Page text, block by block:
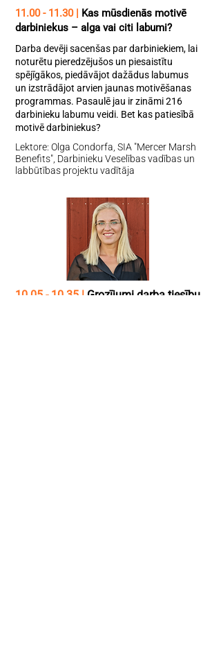
11.00 - 11.30| Kas mūsdienās motivē
darbiniekus – alga vai citi labumi?
Darba devēji sacenšas par darbiniekiem, lai
noturētu pieredzējušos un piesaistītu
spējīgākos, piedāvājot dažādus labumus
un izstrādājot arvien jaunas motivēšanas
programmas. Pasaulē jau ir zināmi 216
darbinieku labumu veidi. Bet kas patiesībā
motivē darbiniekus?
Lektore: Olga Condorfa, SIA "Mercer Marsh
Benefits", Darbinieku Veselības vadības un
labbūtības projektu vadītāja
10.05 - 10.35 | Grozījumi darba tiesību